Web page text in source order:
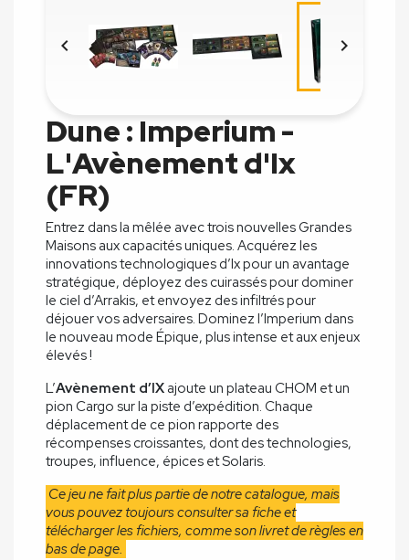
 
Dune : Imperium -
L'Avènement d'Ix
(FR)
Entrez dans la mêlée avec trois nouvelles Grandes
Maisons aux capacités uniques. Acquérez les
innovations technologiques d’Ix pour un avantage
stratégique, déployez des cuirassés pour dominer
le ciel d’Arrakis, et envoyez des infiltrés pour
déjouer vos adversaires. Dominez l’Imperium dans
le nouveau mode Épique, plus intense et aux enjeux
élevés !
L’Avènement d’IX ajoute un plateau CHOM et un
pion Cargo sur la piste d’expédition. Chaque
déplacement de ce pion rapporte des
récompenses croissantes, dont des technologies,
troupes, influence, épices et Solaris.
Ce jeu ne fait plus partie de notre catalogue, mais
vous pouvez toujours consulter sa fiche et
télécharger les fichiers, comme son livret de règles en
bas de page.